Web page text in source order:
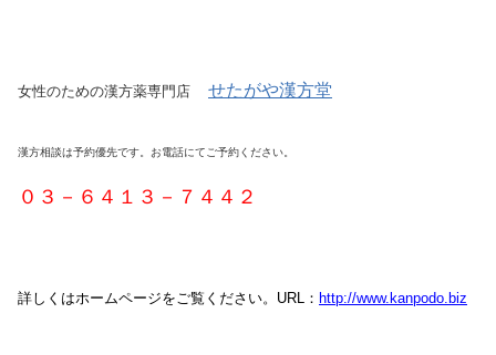
女性のための漢方薬専門店 せたがや漢方堂
漢方相談は予約優先です。お電話にてご予約ください。
０３－６４１３－７４４２
詳しくはホームページをご覧くださ い。 URL： http://www.kanpodo.biz